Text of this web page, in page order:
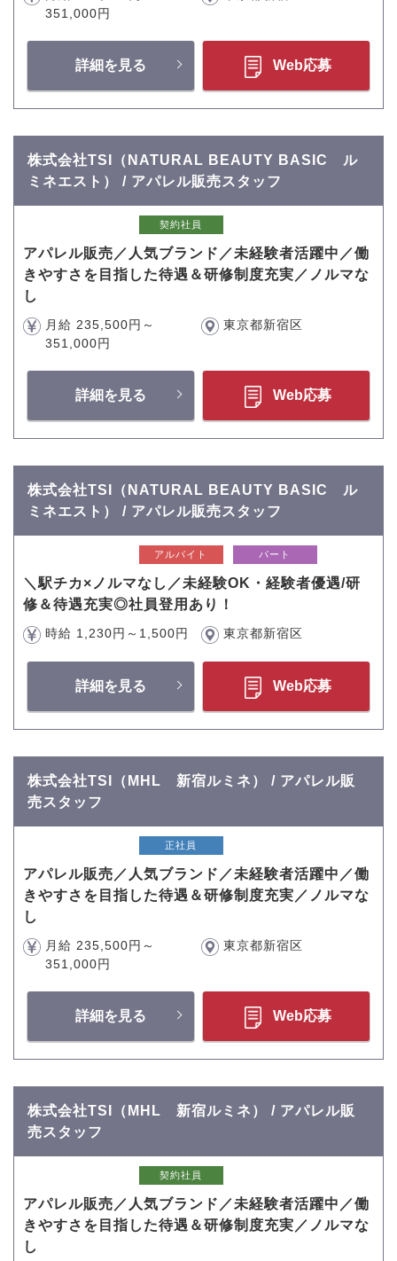
351,000円
詳細を見る Web応募
株式会社TSI（NATURAL BEAUTY BASIC ル
ミネエスト） / アパレル販売スタッフ
契約社員
アパレル販売／人気ブランド／未経験者活躍中／働
きやすさを目指した待遇＆研修制度充実／ノルマな
し
月給 235,500円～
351,000円
東京都新宿区
詳細を見る Web応募
株式会社TSI（NATURAL BEAUTY BASIC ル
ミネエスト） / アパレル販売スタッフ
アルバイト パート
＼駅チカ×ノルマなし／未経験OK・経験者優遇/研
修＆待遇充実◎社員登用あり！
時給 1,230円～1,500円 東京都新宿区
詳細を見る Web応募
株式会社TSI（MHL 新宿ルミネ） / アパレル販
売スタッフ
正社員
アパレル販売／人気ブランド／未経験者活躍中／働
きやすさを目指した待遇＆研修制度充実／ノルマな
し
月給 235,500円～
351,000円
東京都新宿区
詳細を見る Web応募
株式会社TSI（MHL 新宿ルミネ） / アパレル販
売スタッフ
契約社員
アパレル販売／人気ブランド／未経験者活躍中／働
きやすさを目指した待遇＆研修制度充実／ノルマな
し